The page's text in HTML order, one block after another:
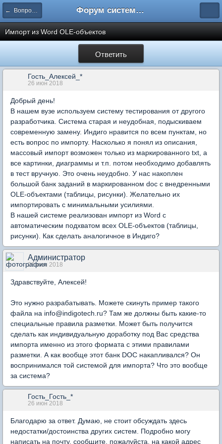
← Вопросы составления тестов Форум системы тестирования INDIGO
Импорт из Word OLE-объектов
Ответить
Гость_Алексей_*
26 июн 2018
Добрый день!
В нашем вузе используем систему тестирования от другого
разработчика. Система старая и неудобная, подыскиваем
современную замену. Индиго нравится по всем пунктам, но
есть вопрос по импорту. Насколько я понял из описания,
массовый импорт возможен только из маркированного txt, а
все картинки, диаграммы и т.п. потом необходимо добавлять
в тест вручную. Это очень неудобно. У нас накоплен
большой банк заданий в маркированном doc с внедренными
OLE-объектами (таблицы, рисунки). Желательно их
импортировать с минимальными усилиями.
В нашей системе реализован импорт из Word с
автоматическим подхватом всех OLE-объектов (таблицы,
рисунки). Как сделать аналогичное в Индиго?
Администратор
26 июн 2018
Здравствуйте, Алексей!
Это нужно разрабатывать. Можете скинуть пример такого
файла на info@indigotech.ru? Там же должны быть какие-то
специальные правила разметки. Может быть получится
сделать как индивидуальную доработку под Вас средства
импорта именно из этого формата с этими правилами
разметки. А как вообще этот банк DOC накапливался? Он
воспринимался той системой для импорта? Что это вообще
за система?
Гость_Гость_*
26 июн 2018
Благодарю за ответ. Думаю, не стоит обсуждать здесь
недостатки/достоинства других систем. Подробно могу
написать на почту, сообщите, пожалуйста, на какой адрес